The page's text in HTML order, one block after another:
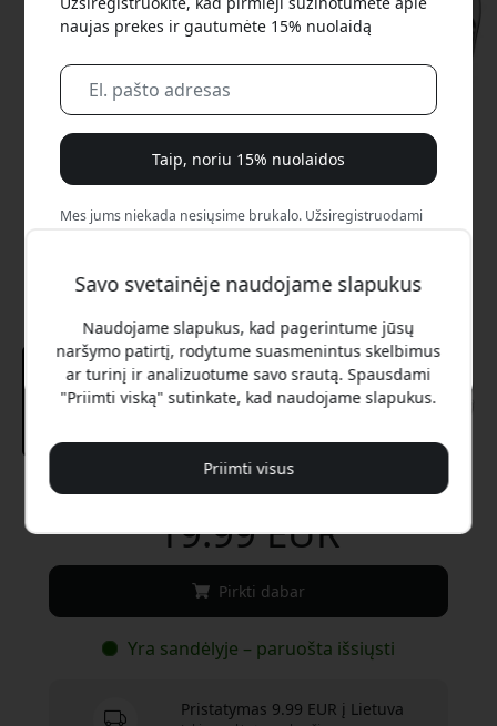
Rekomenduojama kaina
19.99 EUR
Pirkti dabar
Yra sandėlyje – paruošta išsiųsti
Pristatymas 9.99 EUR į Lietuva
Savo svetainėje naudojame slapukus
Naudojame slapukus, kad pagerintume jūsų
naršymo patirtį, rodytume suasmenintus skelbimus
ar turinį ir analizuotume savo srautą. Spausdami
"Priimti viską" sutinkate, kad naudojame slapukus.
Priimti visus
naujas prekes ir gautumėte 15% nuolaidą
Taip, noriu 15% nuolaidos
Mes jums niekada nesiųsime brukalo. Užsiregistruodami
Ne, aš verčiau mokėčiau visą kainą.